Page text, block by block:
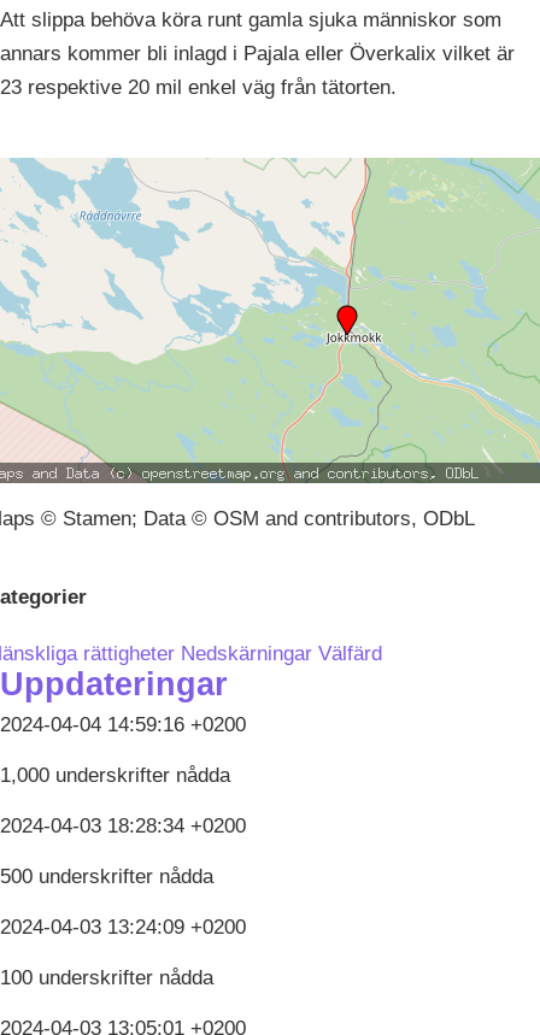
Att slippa behöva köra runt gamla sjuka människor som
annars kommer bli inlagd i Pajala eller Överkalix vilket är
23 respektive 20 mil enkel väg från tätorten.
© Stamen; Data © OSM and contributors, ODbL
rättigheter Nedskärningar Välfärd
Uppdateringar
2024-04-04 14:59:16 +0200
1,000 underskrifter nådda
2024-04-03 18:28:34 +0200
500 underskrifter nådda
2024-04-03 13:24:09 +0200
100 underskrifter nådda
2024-04-03 13:05:01 +0200